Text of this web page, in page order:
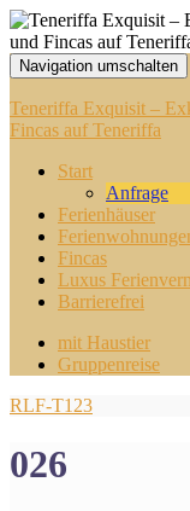
Navigation umschalten
Teneriffa Exquisit –
Fincas auf Teneriffa
Start
Anfrage
Ferienhäuser
Fincas
Luxus
Barrierefrei
mit Haustier
Gruppenreise
RLF-T123
026